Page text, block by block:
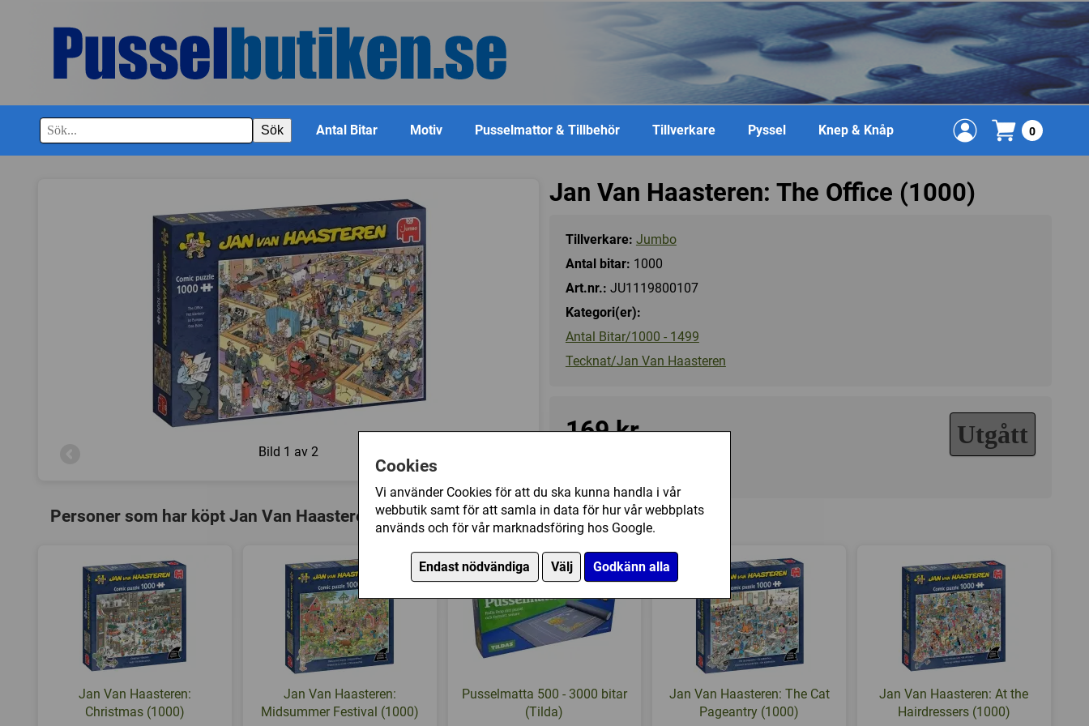
Cookies
Vi använder Cookies för att du ska kunna handla i vår
webbutik samt för att samla in data för hur vår webbplats
används och för vår marknadsföring hos Google.
Endast nödvändiga Välj Godkänn alla
Sök Antal Bitar Motiv Pusselmattor & Tillbehör Tillverkare Pyssel Knep & Knåp 0
Bild 1 av 2
Jan Van Haasteren: The Office (1000)
Tillverkare: Jumbo
Antal bitar: 1000
Art.nr.: JU1119800107
Kategori(er):
Antal Bitar/1000 - 1499
Tecknat/Jan Van Haasteren
169 kr Utgått
Personer som har köpt Jan Van Haasteren: The Office (1000) har också köpt
Jan Van Haasteren:
Christmas (1000)
Jan Van Haasteren:
Midsummer Festival (1000)
Pusselmatta 500 - 3000 bitar
(Tilda)
Jan Van Haasteren: The Cat
Pageantry (1000)
Jan Van Haasteren: At the
Hairdressers (1000)